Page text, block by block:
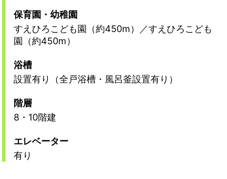
保育園・幼稚園
すえひろこども園（約450m）／すえひろこども
園（約450m）
浴槽
設置有り（全戸浴槽・風呂釜設置有り）
階層
8・10階建
エレベーター
有り